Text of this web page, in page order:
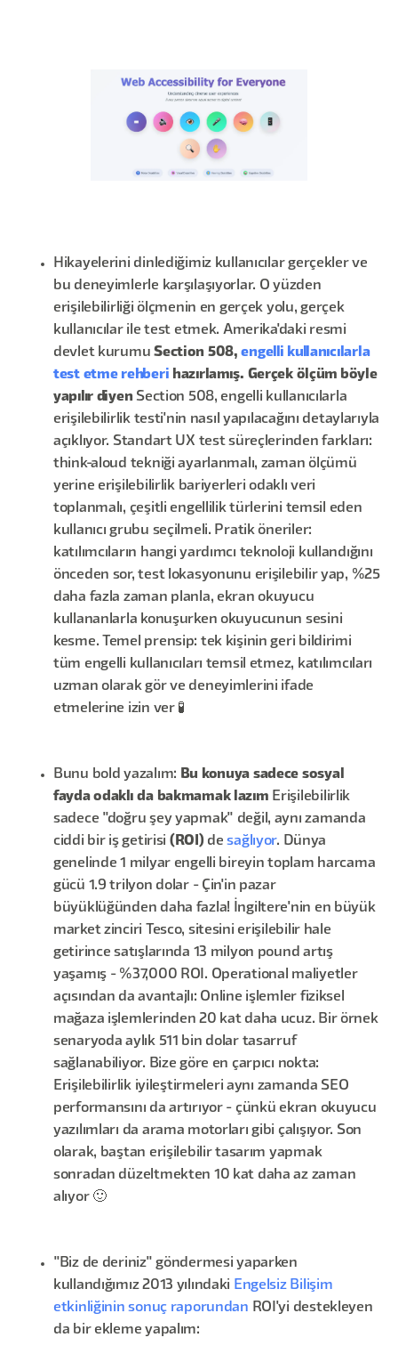
Hikayelerini dinlediğimiz kullanıcılar gerçekler ve
bu deneyimlerle karşılaşıyorlar. O yüzden
erişilebilirliği ölçmenin en gerçek yolu, gerçek
kullanıcılar ile test etmek. Amerika'daki resmi
devlet kurumuSection 508,engelli kullanıcılarla
test etme rehberi hazırlamış. Gerçek ölçüm böyle
yapılır diyen Section 508, engelli kullanıcılarla
erişilebilirlik testi'nin nasıl yapılacağını detaylarıyla
açıklıyor. Standart UX test süreçlerinden farkları:
think-aloud tekniği ayarlanmalı, zaman ölçümü
yerine erişilebilirlik bariyerleri odaklı veri
toplanmalı, çeşitli engellilik türlerini temsil eden
kullanıcı grubu seçilmeli. Pratik öneriler:
katılımcıların hangi yardımcı teknoloji kullandığını
önceden sor, test lokasyonunu erişilebilir yap, %25
daha fazla zaman planla, ekran okuyucu
kullananlarla konuşurken okuyucunun sesini
kesme. Temel prensip: tek kişinin geri bildirimi
tüm engelli kullanıcıları temsil etmez, katılımcıları
uzman olarak gör ve deneyimlerini ifade
etmelerine izin ver 🧪
Bunu bold yazalım: Bu konuya sadece sosyal
fayda odaklı da bakmamak lazım Erişilebilirlik
sadece "doğru şey yapmak" değil, aynı zamanda
ciddi bir iş getirisi (ROI) desağlıyor. Dünya
genelinde 1 milyar engelli bireyin toplam harcama
gücü 1.9 trilyon dolar - Çin'in pazar
büyüklüğünden daha fazla! İngiltere'nin en büyük
market zinciri Tesco, sitesini erişilebilir hale
getirince satışlarında 13 milyon pound artış
yaşamış - %37,000 ROI. Operational maliyetler
açısından da avantajlı: Online işlemler fiziksel
mağaza işlemlerinden 20 kat daha ucuz. Bir örnek
senaryoda aylık 511 bin dolar tasarruf
sağlanabiliyor. Bize göre en çarpıcı nokta:
Erişilebilirlik iyileştirmeleri aynı zamanda SEO
performansını da artırıyor - çünkü ekran okuyucu
yazılımları da arama motorları gibi çalışıyor. Son
olarak, baştan erişilebilir tasarım yapmak
sonradan düzeltmekten 10 kat daha az zaman
alıyor 🙂
"Biz de deriniz" göndermesi yaparken
kullandığımız 2013 yılındaki Engelsiz Bilişim
etkinliğinin sonuç raporundan ROI'yi destekleyen
da bir ekleme yapalım: